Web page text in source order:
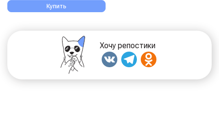
Купить
Хочу репостики